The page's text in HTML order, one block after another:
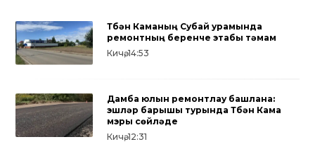
Түбән Каманың Субай урамында
ремонтның беренче этабы тәмам
Кичә, 14:53
Дамба юлын ремонтлау башлана:
эшләр барышы турында Түбән Кама
мэры сөйләде
Кичә, 12:31